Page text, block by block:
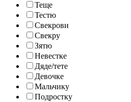
Теще
Тестю
Свекрови
Свекру
Зятю
Невестке
Дяде/тете
Девочке
Мальчику
Подростку